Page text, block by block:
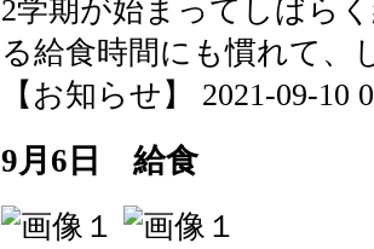
2学期が始まってしばら
る給食時間にも慣れて、
【お知らせ】 2021-09-10
9月6日 給食